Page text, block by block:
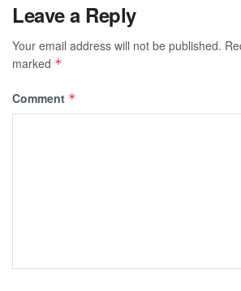
Leave a Reply
Your email address will not be published.
marked *
Comment *